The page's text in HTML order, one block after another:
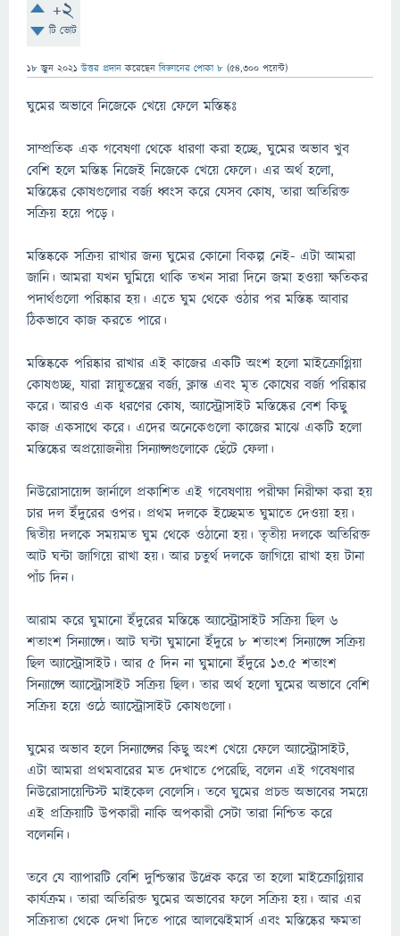
+2
টি ভোট
18 জুন 2021 উত্তর প্রদান করেছেনবিজ্ঞানের পোকা ৮ (54,300 পয়েন্ট)
ঘুমের অভাবে নিজেকে খেয়ে ফেলে মস্তিষ্কঃ
সাম্প্রতিক এক গবেষণা থেকে ধারণা করা হচ্ছে, ঘুমের অভাব খুব
বেশি হলে মস্তিষ্ক নিজেই নিজেকে খেয়ে ফেলে। এর অর্থ হলো,
মস্তিষ্কের কোষগুলোর বর্জ্য ধ্বংস করে যেসব কোষ, তারা অতিরিক্ত
সক্রিয় হয়ে পড়ে।
মস্তিষ্ককে সক্রিয় রাখার জন্য ঘুমের কোনো বিকল্প নেই- এটা আমরা
জানি। আমরা যখন ঘুমিয়ে থাকি তখন সারা দিনে জমা হওয়া ক্ষতিকর
পদার্থগুলো পরিষ্কার হয়। এতে ঘুম থেকে ওঠার পর মস্তিষ্ক আবার
ঠিকভাবে কাজ করতে পারে।
মস্তিষ্ককে পরিষ্কার রাখার এই কাজের একটি অংশ হলো মাইক্রোগ্লিয়া
কোষগুচ্ছ, যারা স্নায়ুতন্ত্রের বর্জ্য, ক্লান্ত এবং মৃত কোষের বর্জ্য পরিষ্কার
করে। আরও এক ধরণের কোষ, অ্যাস্ট্রোসাইট মস্তিষ্কের বেশ কিছু
কাজ একসাথে করে। এদের অনেকেগুলো কাজের মাঝে একটি হলো
মস্তিষ্কের অপ্রয়োজনীয় সিন্যাপ্সগুলোকে ছেঁটে ফেলা।
নিউরোসায়েন্স জার্নালে প্রকাশিত এই গবেষণায় পরীক্ষা নিরীক্ষা করা হয়
চার দল ইঁদুরের ওপর। প্রথম দলকে ইচ্ছেমত ঘুমাতে দেওয়া হয়।
দ্বিতীয় দলকে সময়মত ঘুম থেকে ওঠানো হয়। তৃতীয় দলকে অতিরিক্ত
আট ঘন্টা জাগিয়ে রাখা হয়। আর চতুর্থ দলকে জাগিয়ে রাখা হয় টানা
পাঁচ দিন।
আরাম করে ঘুমানো ইঁদুরের মস্তিষ্কে অ্যাস্ট্রোসাইট সক্রিয় ছিল ৬
শতাংশ সিন্যাপ্সে। আট ঘন্টা ঘুমানো ইঁদুরে ৮ শতাংশ সিন্যাপ্সে সক্রিয়
ছিল অ্যাস্ট্রোসাইট। আর ৫ দিন না ঘুমানো ইঁদুরে ১৩.৫ শতাংশ
সিন্যাপ্সে অ্যাস্ট্রোসাইট সক্রিয় ছিল। তার অর্থ হলো ঘুমের অভাবে বেশি
সক্রিয় হয়ে ওঠে অ্যাস্ট্রোসাইট কোষগুলো।
ঘুমের অভাব হলে সিন্যাপ্সের কিছু অংশ খেয়ে ফেলে অ্যাস্ট্রোসাইট,
এটা আমরা প্রথমবারের মত দেখাতে পেরেছি, বলেন এই গবেষণার
নিউরোসায়েন্টিস্ট মাইকেল বেলেসি। তবে ঘুমের প্রচন্ড অভাবের সময়ে
এই প্রক্রিয়াটি উপকারী নাকি অপকারী সেটা তারা নিশ্চিত করে
বলেননি।
তবে যে ব্যাপারটি বেশি দুশ্চিন্তার উদ্রেক করে তা হলো মাইক্রোগ্লিয়ার
কার্যক্রম। তারা অতিরিক্ত ঘুমের অভাবের ফলে সক্রিয় হয়। আর এর
সক্রিয়তা থেকে দেখা দিতে পারে আলঝেইমার্স এবং মস্তিষ্কের ক্ষমতা